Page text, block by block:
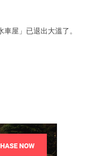
屋」已退出大溫了。